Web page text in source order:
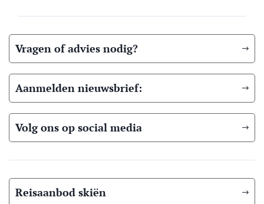
Vragen of advies nodig?
Aanmelden nieuwsbrief:
Volg ons op social media
Reisaanbod skiën